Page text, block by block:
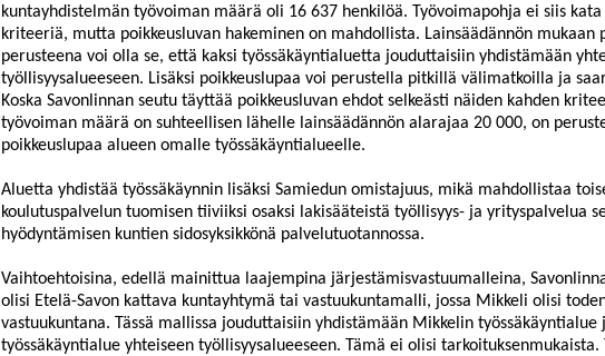
kuntayhdistelmän työvoiman määrä oli 16 637 henkilöä. Työvoimapohja ei siis
kriteeriä, mutta poikkeusluvan hakeminen on mahdollista. Lainsäädännön mukaan
perusteena voi olla se, että kaksi työssäkäyntialuetta jouduttaisiin yhdistämään
työllisyysalueeseen. Lisäksi poikkeuslupaa voi perustella pitkillä välimatkoilla ja
Koska Savonlinnan seutu täyttää poikkeusluvan ehdot selkeästi näiden kahden
työvoiman määrä on suhteellisen lähelle lainsäädännön alarajaa 20 000, on
poikkeuslupaa alueen omalle työssäkäyntialueelle.
Aluetta yhdistää työssäkäynnin lisäksi Samiedun omistajuus, mikä mahdollistaa
koulutuspalvelun tuomisen tiiviiksi osaksi lakisääteistä työllisyys- ja yrityspalvelua
hyödyntämisen kuntien sidosyksikkönä palvelutuotannossa.
Vaihtoehtoisina, edellä mainittua laajempina järjestämisvastuumalleina,
olisi Etelä-Savon kattava kuntayhtymä tai vastuukuntamalli, jossa Mikkeli olisi
vastuukuntana. Tässä mallissa jouduttaisiin yhdistämään Mikkelin työssäkäyntialue
työssäkäyntialue yhteiseen työllisyysalueeseen. Tämä ei olisi tarkoituksenmukaista.